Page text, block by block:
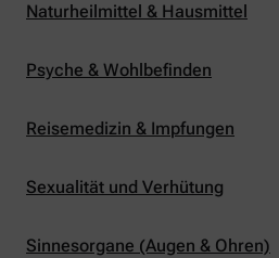
Naturheilmittel & Hausmittel
Psyche & Wohlbefinden
Reisemedizin & Impfungen
Sexualität und Verhütung
Sinnesorgane (Augen & Ohren)